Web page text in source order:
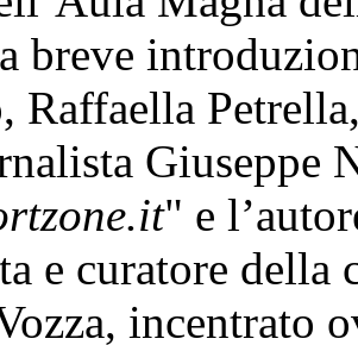
breve
Raffaella
Giuseppe
" e
e curatore della
incentrato